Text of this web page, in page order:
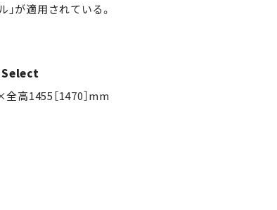
」が適用されている。
Select
高1455［1470］mm